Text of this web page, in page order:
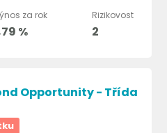
za rok
%
Rizikovost
2
Opportunity - Třída